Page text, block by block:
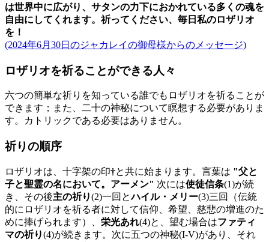
は世界中に広がり、サタンの力下におかれている多くの魂を
自由にしてくれます。祈ってください、毎日私のロザリオ
を！
(2024年6月30日のジャカレイの御母様からのメッセージ)
ロザリオを祈ることができる人々
六つの簡単な祈りを知っている誰でもロザリオを祈ることが
できます；また、二十の神秘について瞑想する必要がありま
す。カトリックである必要はありません。
祈りの順序
ロザリオは、十字架の印†と共に始まります。言葉は "父と
子と聖霊の名において。アーメン" 次には使徒信条(1)が続
き、その後主の祈り(2)一回とハイル・メリー(3)三回（伝統
的にロザリオを祈る者に対して信仰、希望、慈悲の増進のた
めに捧げられます）、 栄光あれ(4)と、望む場合はファティ
マの祈り(4)が続きます。次に五つの神秘(I-V)があり、それ